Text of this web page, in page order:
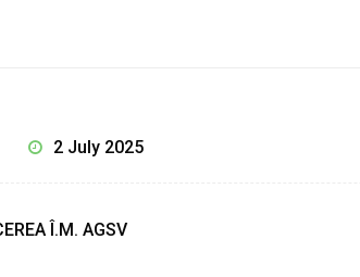
2 July 2025
Î.M. AGSV